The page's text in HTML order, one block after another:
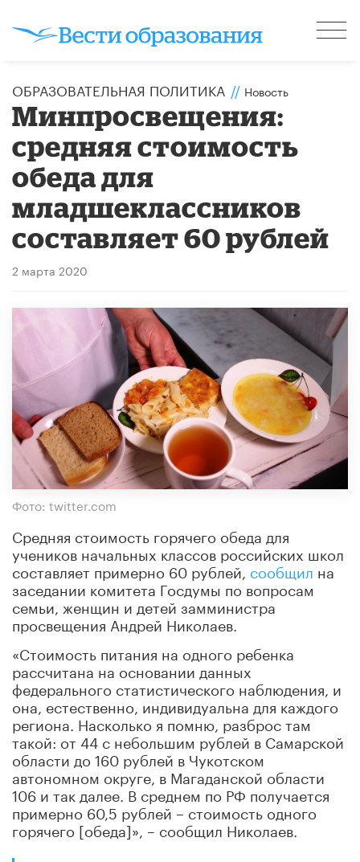
ОБРАЗОВАТЕЛЬНАЯ ПОЛИТИКА // Новость
Минпросвещения:
средняя стоимость
обеда для
младшеклассников
составляет 60 рублей
2 марта 2020
Фото: twitter.com
Средняя стоимость горячего обеда для
учеников начальных классов российских школ
составляет примерно 60 рублей, сообщил на
заседании комитета Госдумы по вопросам
семьи, женщин и детей замминистра
просвещения Андрей Николаев.
«Стоимость питания на одного ребенка
рассчитана на основании данных
федерального статистического наблюдения, и
она, естественно, индивидуальна для каждого
региона. Насколько я помню, разброс там
такой: от 44 с небольшим рублей в Самарской
области до 160 рублей в Чукотском
автономном округе, в Магаданской области
106 и так далее. В среднем по РФ получается
примерно 60,5 рублей – стоимость одного
горячего [обеда]», – сообщил Николаев.